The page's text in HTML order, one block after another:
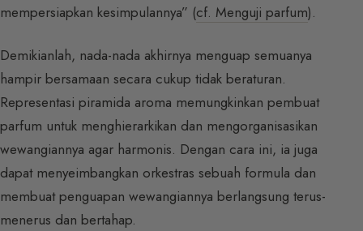
mempersiapkan kesimpulannya” (cf. Menguji parfum).
Demikianlah, nada-nada akhirnya menguap semuanya
hampir bersamaan secara cukup tidak beraturan.
Representasi piramida aroma memungkinkan pembuat
parfum untuk menghierarkikan dan mengorganisasikan
wewangiannya agar harmonis. Dengan cara ini, ia juga
dapat menyeimbangkan orkestras sebuah formula dan
membuat penguapan wewangiannya berlangsung terus-
menerus dan bertahap.